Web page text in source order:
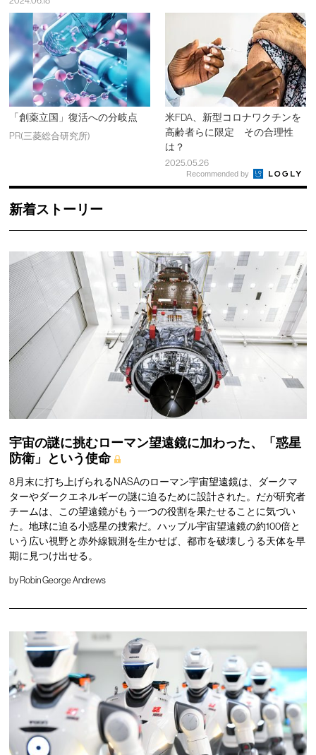
「創薬立国」復活への分岐点
PR(三菱総合研究所)
米FDA、新型コロナワクチンを
高齢者らに限定 その合理性
は？
2025.05.26
Recommended by
新着ストーリー
宇宙の謎に挑むローマン望遠鏡に加わった、「惑星
防衛」という使命
8月末に打ち上げられるNASAのローマン宇宙望遠鏡は、ダークマ
ターやダークエネルギーの謎に迫るために設計された。だが研究者
チームは、この望遠鏡がもう一つの役割を果たせることに気づい
た。地球に迫る小惑星の捜索だ。ハッブル宇宙望遠鏡の約100倍と
いう広い視野と赤外線観測を生かせば、都市を破壊しうる天体を早
期に見つけ出せる。
by Robin George Andrews